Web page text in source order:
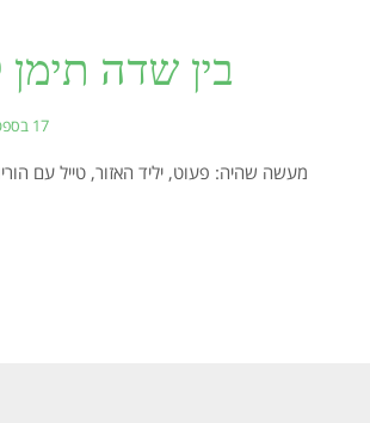
בין שדה תימן
17 בספטמבר 2023
מעשה שהיה: פעוט, יליד האזור, טייל עם